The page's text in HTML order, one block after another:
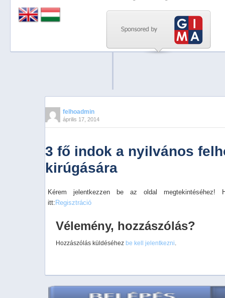
felhoadmin
április 17, 2014
3 fő indok a nyilvános
kirúgására
Kérem jelentkezzen be az oldal megtekintéséhez!
itt: Regisztráció
Vélemény, hozzászólás?
Hozzászólás küldéséhez be kell jelentkezni.